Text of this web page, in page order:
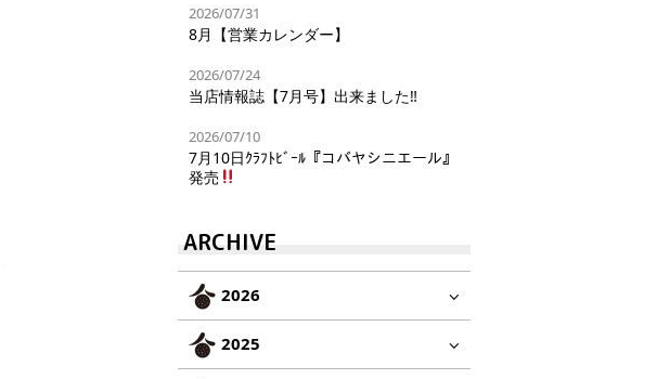
2026/07/31
8月【営業カレンダー】
2026/07/24
当店情報誌【7月号】出来ました‼︎
2026/07/10
7月10日ｸﾗﾌﾄﾋﾞｰﾙ『コバヤシニエール』
発売
ARCHIVE
2026
2025